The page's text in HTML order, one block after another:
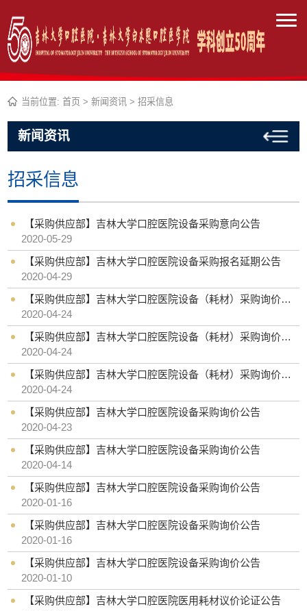
当前位置:首页 >新闻资讯 >招采信息
新闻资讯
招采信息
【采购供应部】吉林大学口腔医院设备采购意向公告
2020-05-29
【采购供应部】吉林大学口腔医院设备采购报名延期公告
2020-04-29
【采购供应部】吉林大学口腔医院设备（耗材）采购询价公告
2020-04-24
【采购供应部】吉林大学口腔医院设备（耗材）采购询价公告
2020-04-24
【采购供应部】吉林大学口腔医院设备（耗材）采购询价公告
2020-04-24
【采购供应部】吉林大学口腔医院设备采购询价公告
2020-04-23
【采购供应部】吉林大学口腔医院设备采购询价公告
2020-04-14
【采购供应部】吉林大学口腔医院设备采购询价公告
2020-01-16
【采购供应部】吉林大学口腔医院设备采购询价公告
2020-01-16
【采购供应部】吉林大学口腔医院设备采购询价公告
2020-01-10
【采购供应部】吉林大学口腔医院医用耗材议价论证公告